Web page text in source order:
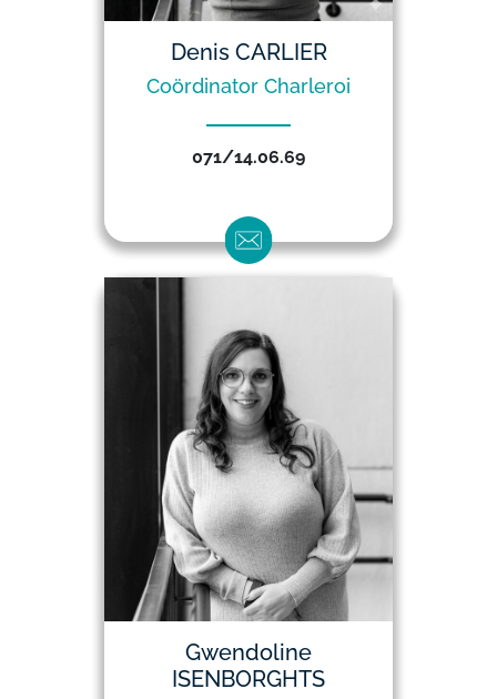
Denis CARLIER
Coördinator Charleroi
071/14.06.69
Gwendoline
ISENBORGHTS